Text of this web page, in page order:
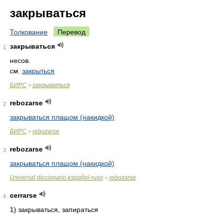
закрываться
Толкование Перевод
1
закрываться
несов.
см. закрыться
БИРС > закрываться
2
rebozarse
закрываться плащом (накидкой)
БИРС > rebozarse
3
rebozarse
закрываться плащом (накидкой)
Universal diccionario español-ruso > rebozarse
4
cerrarse
1) закрываться, запираться